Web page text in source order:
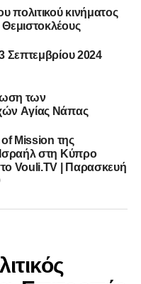
πολιτικού κινήματος
Σεπτεμβρίου 2024
των
Aγίας Νάπας
Mission της
στη Κύπρο
Vouli.TV | Παρασκευή